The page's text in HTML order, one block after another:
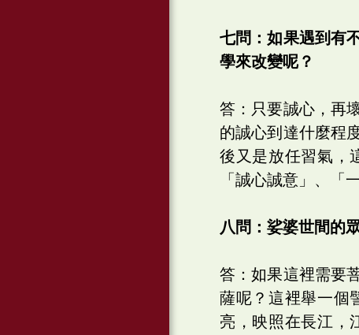
七問：如果遇到有
學來改變呢？
答：只要誠心，再
的誠心到達什麼程
後又是放任習氣，
「誠心誠意」、「
八問：娑婆世間的
答：如果這裡需要
薩呢？這裡舉一個
亮，映照在長江，